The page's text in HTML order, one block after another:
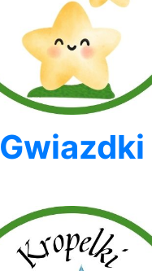
Gwiazdki